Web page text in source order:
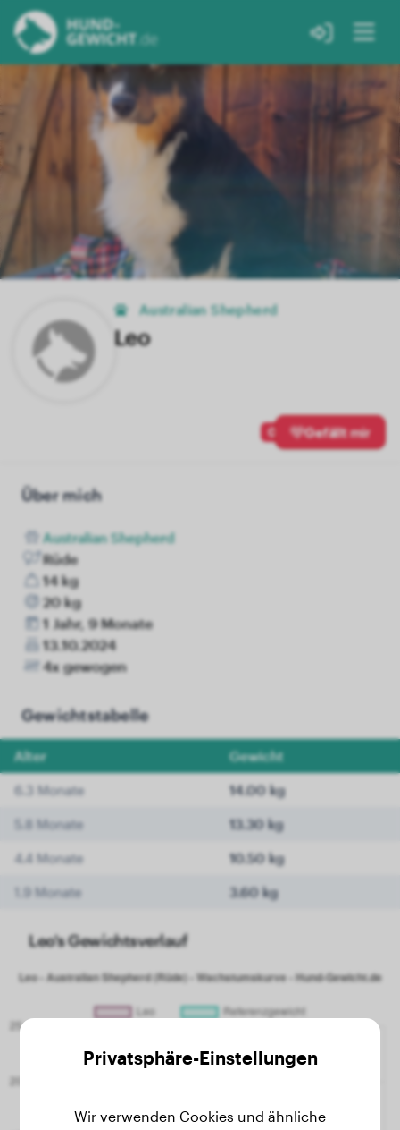
Australian Shepherd
Leo
0 Gefällt mir
Über mich
Australian Shepherd
Rüde
14 kg
20 kg
1 Jahr, 9 Monate
13.10.2024
4x gewogen
Gewichtstabelle
Alter Gewicht
6.3 Monate 14.00 kg
5.8 Monate 13.30 kg
4.4 Monate 10.50 kg
1.9 Monate 3.60 kg
Leo's Gewichtsverlauf
Privatsphäre-Einstellungen
Wir verwenden Cookies und ähnliche